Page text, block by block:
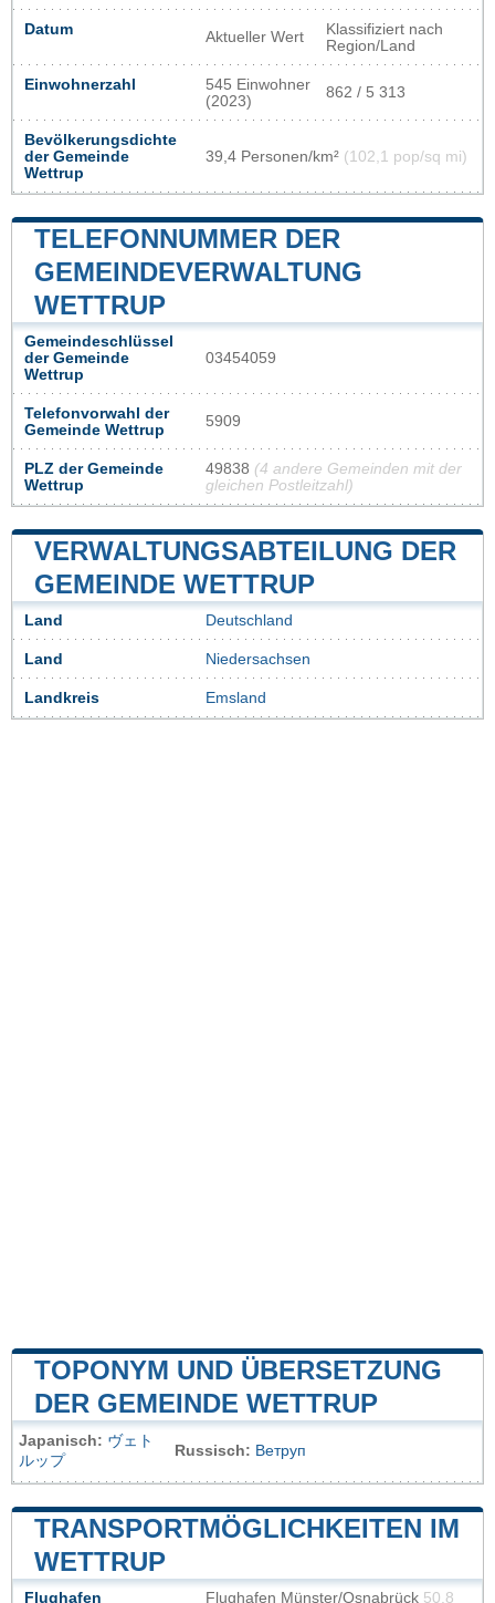
Datum Aktueller Wert
Klassifiziert nach
Region/Land
Einwohnerzahl
545 Einwohner
(2023)
862 / 5 313
Bevölkerungsdichte
der Gemeinde
Wettrup
39,4 Personen/km² (102,1 pop/sq mi)
TELEFONNUMMER DER
GEMEINDEVERWALTUNG
WETTRUP
Gemeindeschlüssel
der Gemeinde
Wettrup
03454059
Telefonvorwahl der
Gemeinde Wettrup
5909
PLZ der Gemeinde
Wettrup
49838 (4 andere Gemeinden mit der
gleichen Postleitzahl)
VERWALTUNGSABTEILUNG DER
GEMEINDE WETTRUP
Land Deutschland
Land Niedersachsen
Landkreis Emsland
TOPONYM UND ÜBERSETZUNG
DER GEMEINDE WETTRUP
Japanisch: ヴェト
ルップ
Russisch: Ветруп
TRANSPORTMÖGLICHKEITEN IM
WETTRUP
Flughafen Flughafen Münster/Osnabrück 50.8